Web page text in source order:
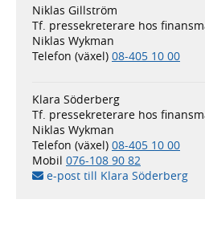
Niklas Gillström
Tf. pressekreterare hos
Niklas Wykman
Telefon (växel) 08-405 10 00
Klara Söderberg
Tf. pressekreterare hos
Niklas Wykman
Telefon (växel) 08-405 10 00
Mobil 076-108 90 82
e-post till Klara Söderberg